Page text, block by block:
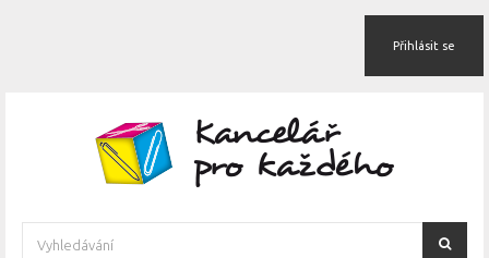
Přihlásit se